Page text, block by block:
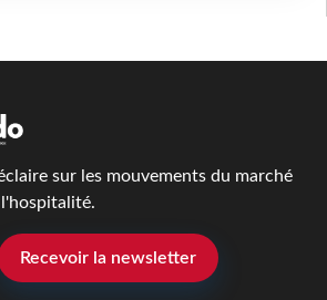
sur les mouvements du marché
Recevoir la newsletter